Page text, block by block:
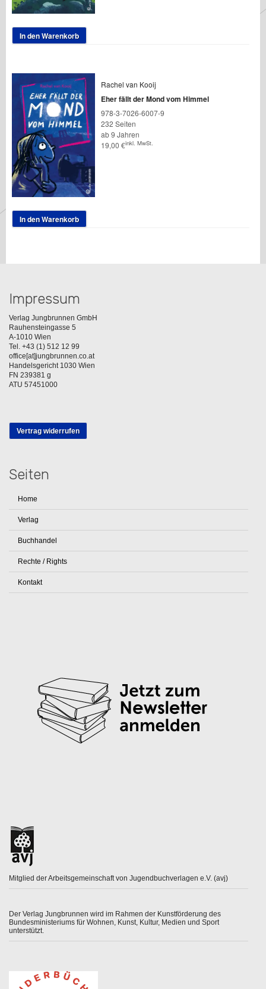
In den Warenkorb
Rachel van Kooij
Eher fällt der Mond vom Himmel
978-3-7026-6007-9
232 Seiten
ab 9 Jahren
19,00 €inkl. MwSt.
In den Warenkorb
Impressum
Verlag Jungbrunnen GmbH
Rauhensteingasse 5
A-1010 Wien
Tel. +43 (1) 512 12 99
office[at]jungbrunnen.co.at
Handelsgericht 1030 Wien
FN 239381 g
ATU 57451000
Vertrag widerrufen
Seiten
Home
Verlag
Buchhandel
Rechte / Rights
Kontakt
Mitglied der Arbeitsgemeinschaft von Jugendbuchverlagen e.V. (avj)
Der Verlag Jungbrunnen wird im Rahmen der Kunstförderung des
Bundesministeriums für Wohnen, Kunst, Kultur, Medien und Sport
unterstützt.